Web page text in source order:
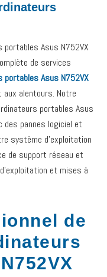
portables Asus N752VX
de services
portables Asus N752VX
aux alentours. Notre
portables Asus
des pannes logiciel et
système d’exploitation
de support réseau et
et mises à
de